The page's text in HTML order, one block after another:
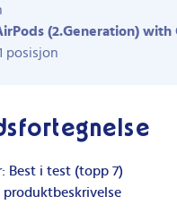
(2.Generation) with
posisjon
Best i test (topp 7)
produktbeskrivelse